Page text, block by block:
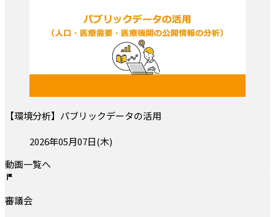
【環境分析】パブリックデータの活用
投稿日:2026年05月07日(木)
動画一覧へ
審議会